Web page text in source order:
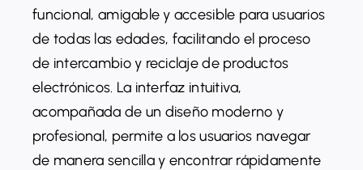
funcional, amigable y accesible para usuarios
de todas las edades, facilitando el proceso
de intercambio y reciclaje de productos
electrónicos. La interfaz intuitiva,
acompañada de un diseño moderno y
profesional, permite a los usuarios navegar
de manera sencilla y encontrar rápidamente